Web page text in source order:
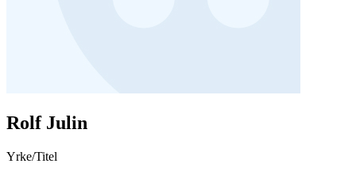
Rolf Julin
Yrke/Titel